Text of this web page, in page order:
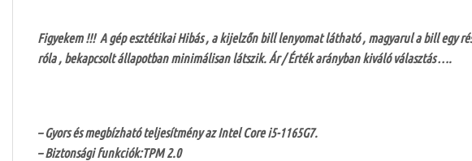
Figyekem !!! A gép esztétikai Hibás , a kijelzőn bill lenyomat látható , magyarul a bill egy
róla , bekapcsolt állapotban minimálisan látszik. Ár / Érték arányban kiváló választás ….
– Gyors és megbízható teljesítmény az Intel Core i5-1165G7.
– Biztonsági funkciók:TPM 2.0